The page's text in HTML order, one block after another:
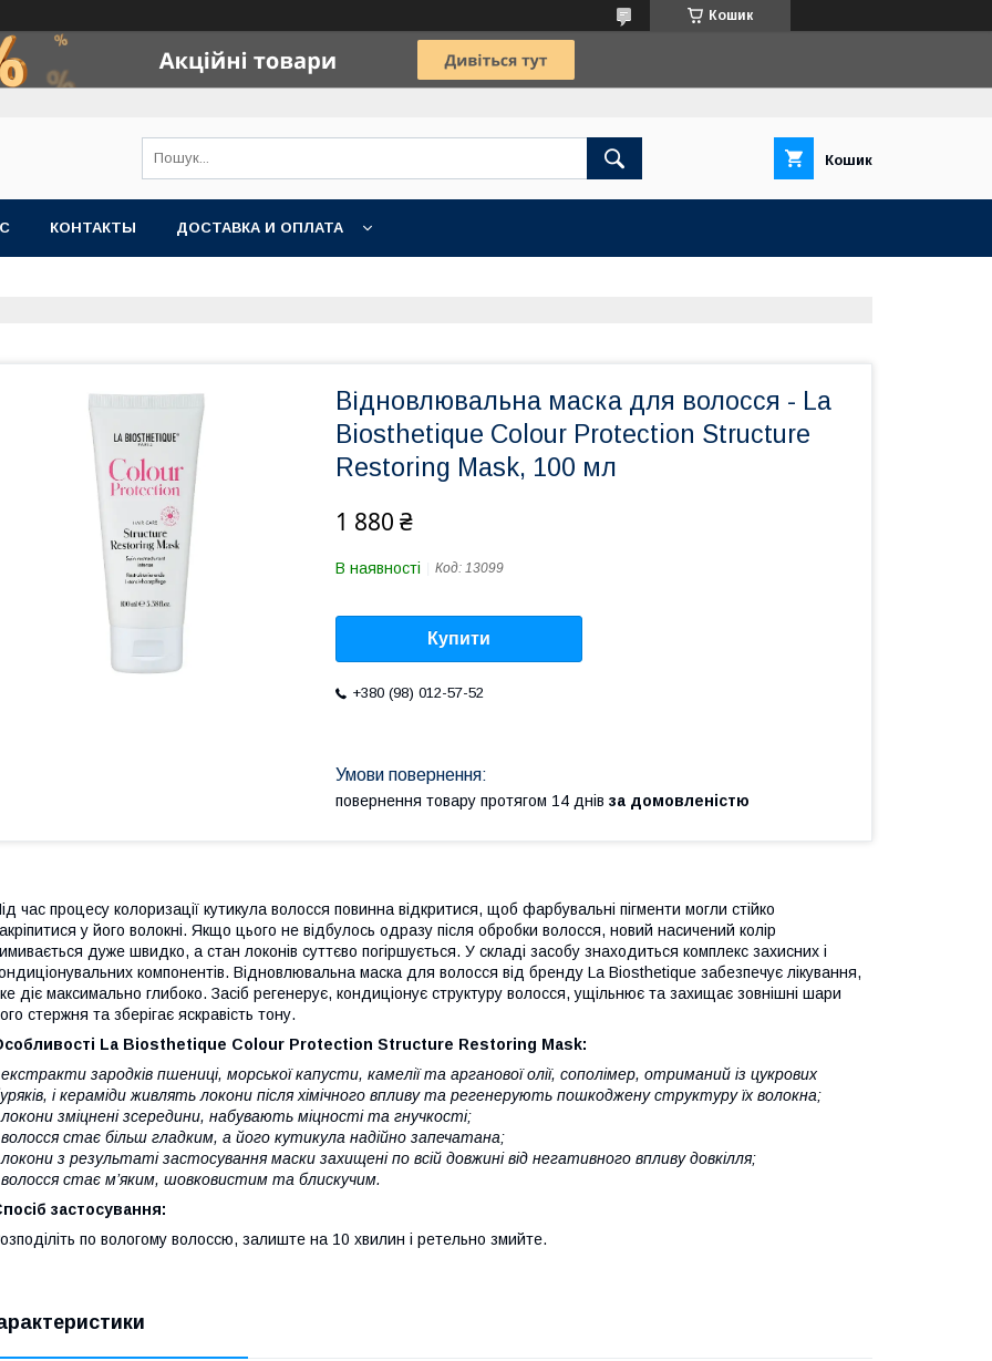
Кошик
Кошик
КОНТАКТЫ ДОСТАВКА И ОПЛАТА
Відновлювальна маска для волосся - La
Biosthetique Colour Protection Structure
Restoring Mask, 100 мл
1 880 ₴
В наявності Код: 13099
Купити
+380 (98) 012-57-52
повернення товару протягом 14 днів за домовленістю
час процесу колоризації кутикула волосся повинна відкритися, щоб фарбувальні пігменти могли стійко
у його волокні. Якщо цього не відбулось одразу після обробки волосся, новий насичений колір
дуже швидко, а стан локонів суттєво погіршується. У складі засобу знаходиться комплекс захисних і
компонентів. Відновлювальна маска для волосся від бренду La Biosthetique забезпечує лікування,
діє максимально глибоко. Засіб регенерує, кондиціонує структуру волосся, ущільнює та захищає зовнішні шари
стержня та зберігає яскравість тону.
La Biosthetique Colour Protection Structure Restoring Mask:
зародків пшениці, морської капусти, камелії та арганової олії, сополімер, отриманий із цукрових
і кераміди живлять локони після хімічного впливу та регенерують пошкоджену структуру їх волокна;
зміцнені зсередини, набувають міцності та гнучкості;
стає більш гладким, а його кутикула надійно запечатана;
з результаті застосування маски захищені по всій довжині від негативного впливу довкілля;
стає м’яким, шовковистим та блискучим.
застосування:
по вологому волоссю, залиште на 10 хвилин і ретельно змийте.